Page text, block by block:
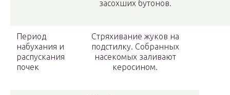
засохших бутонов.
Период
набухания и
распускания
почек
Стряхивание жуков на
подстилку. Собранных
насекомых заливают
керосином.